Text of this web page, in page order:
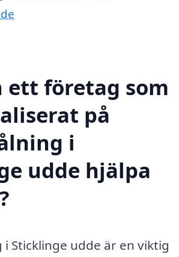
ett företag som
på
i
udde hjälpa
i Sticklinge udde är en viktig